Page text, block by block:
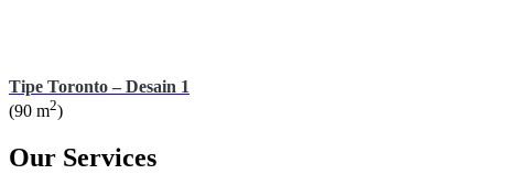
Tipe Toronto – Desain 1
(90 m2)
Our Services